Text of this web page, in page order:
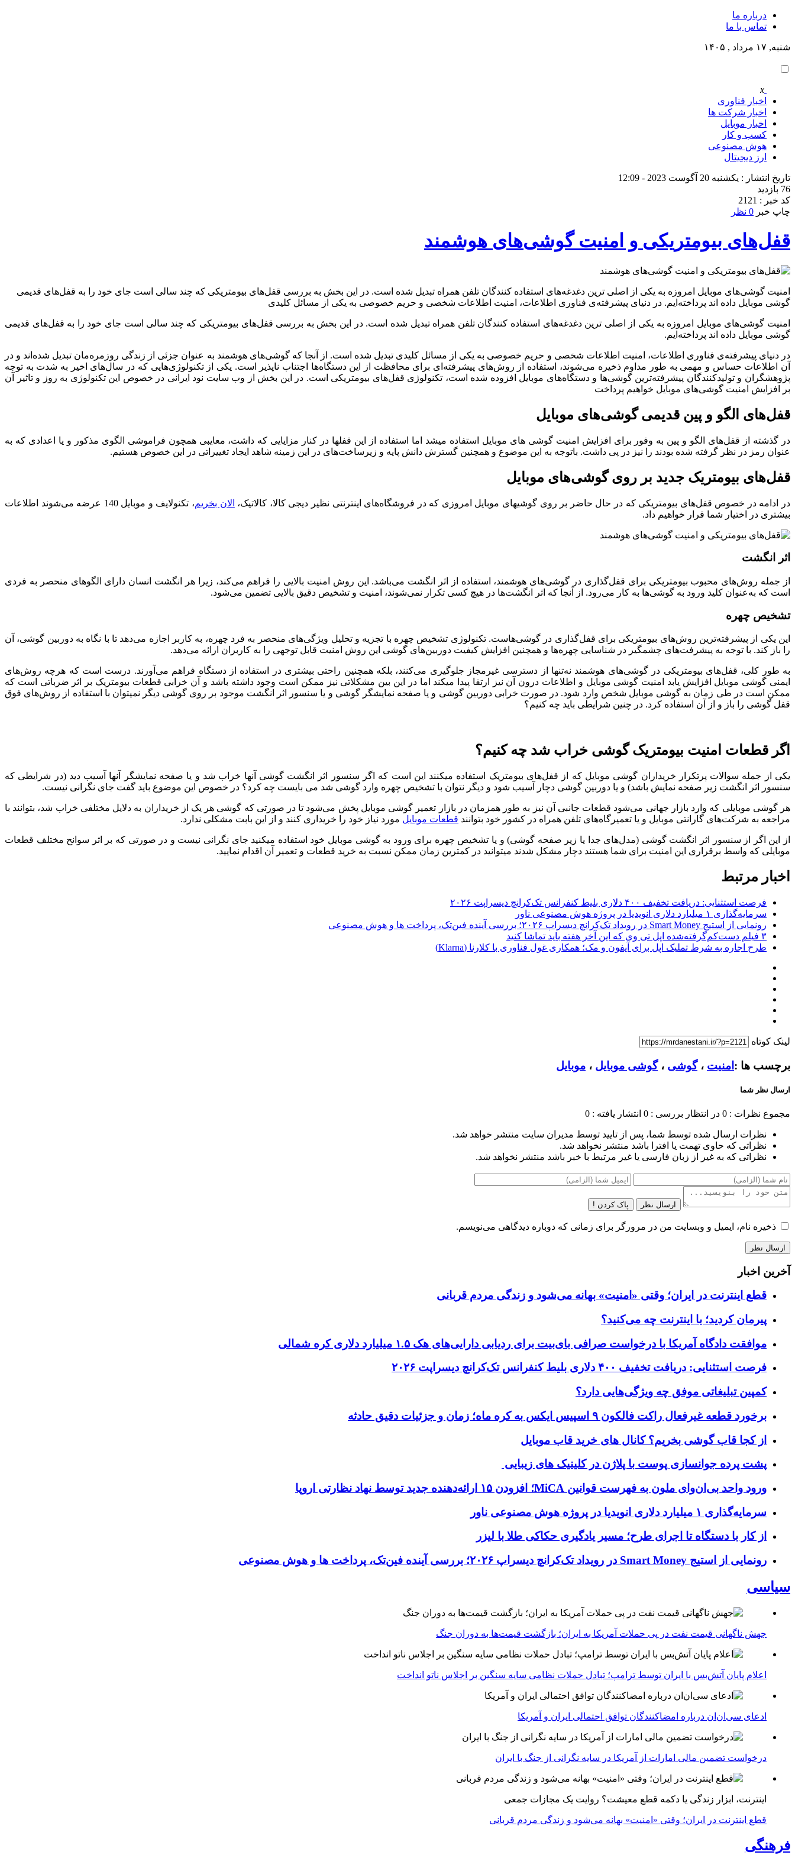
درباره ما
تماس با ما
شنبه, ۱۷ مرداد , ۱۴۰۵
x
اخبار فناوری
اخبار شرکت ها
اخبار موبایل
کسب و کار
هوش مصنوعی
ارز دیجیتال
تاریخ انتشار : یکشنبه 20 آگوست 2023 - 12:09
76 بازدید
کد خبر : 2121
چاپ خبر 0 نظر
قفل‌های بیومتریکی و امنیت گوشی‌های هوشمند
امنیت گوشی‌های موبایل امروزه به یکی از اصلی ترین دغدغه‌های استفاده کنندگان تلفن همراه تبدیل شده است. در این بخش به بررسی قفل‌های بیومتریکی که چند سالی است جای خود را به قفل‌های قدیمی
گوشی موبایل داده اند پرداخته‌ایم. در دنیای پیشرفته‌ی فناوری اطلاعات، امنیت اطلاعات شخصی و حریم خصوصی به یکی از مسائل کلیدی
امنیت گوشی‌های موبایل امروزه به یکی از اصلی ترین دغدغه‌های استفاده کنندگان تلفن همراه تبدیل شده است. در این بخش به بررسی قفل‌های بیومتریکی که چند سالی است جای خود را به قفل‌های قدیمی
گوشی موبایل داده اند پرداخته‌ایم.
در دنیای پیشرفته‌ی فناوری اطلاعات، امنیت اطلاعات شخصی و حریم خصوصی به یکی از مسائل کلیدی تبدیل شده است. از آنجا که گوشی‌های هوشمند به عنوان جزئی از زندگی روزمره‌مان تبدیل شده‌اند و در
آن اطلاعات حساس و مهمی به طور مداوم ذخیره می‌شوند، استفاده از روش‌های پیشرفته‌ای برای محافظت از این دستگاه‌ها اجتناب ناپذیر است. یکی از تکنولوژی‌هایی که در سال‌های اخیر به شدت به توجه
پژوهشگران و تولیدکنندگان پیشرفته‌ترین گوشی‌ها و دستگاه‌های موبایل افزوده شده است، تکنولوژی قفل‌های بیومتریکی است. در این بخش از وب سایت نود ایرانی در خصوص این تکنولوژی به روز و تاثیر آن
بر افزایش امنیت گوشی‌های موبایل خواهیم پرداخت
قفل‌های الگو و پین قدیمی گوشی‌های موبایل
در گذشته از قفل‌های الگو و پین به وفور برای افزایش امنیت گوشی های موبایل استفاده میشد اما استفاده از این قفلها در کنار مزایایی که داشت، معایبی همچون فراموشی الگوی مذکور و یا اعدادی که به
عنوان رمز در نظر گرفته شده بودند را نیز در پی داشت. باتوجه به این موضوع و همچنین گسترش دانش پایه و زیرساخت‌های در این زمینه شاهد ایجاد تغییراتی در این خصوص هستیم.
قفل‌های بیومتریک جدید بر روی گوشی‌های موبایل
در ادامه در خصوص قفل‌های بیومتریکی که در حال حاضر بر روی گوشیهای موبایل امروزی که در فروشگاه‌های اینترنتی نظیر دیجی کالا، کالاتیک، الان بخریم
، تکنولایف و موبایل 140 عرضه می‌شوند اطلاعات
بیشتری در اختیار شما قرار خواهیم داد.
اثر انگشت
از جمله روش‌های محبوب بیومتریکی برای قفل‌گذاری در گوشی‌های هوشمند، استفاده از اثر انگشت می‌باشد. این روش امنیت بالایی را فراهم می‌کند، زیرا هر انگشت انسان دارای الگوهای منحصر به فردی
است که به‌عنوان کلید ورود به گوشی‌ها به کار می‌رود. از آنجا که اثر انگشت‌ها در هیچ کسی تکرار نمی‌شوند، امنیت و تشخیص دقیق بالایی تضمین می‌شود.
تشخیص چهره
این یکی از پیشرفته‌ترین روش‌های بیومتریکی برای قفل‌گذاری در گوشی‌هاست. تکنولوژی تشخیص چهره با تجزیه و تحلیل ویژگی‌های منحصر به فرد چهره، به کاربر اجازه می‌دهد تا با نگاه به دوربین گوشی، آن
را باز کند. با توجه به پیشرفت‌های چشمگیر در شناسایی چهره‌ها و همچنین افزایش کیفیت دوربین‌های گوشی این روش امنیت قابل توجهی را به کاربران ارائه می‌دهد.
به طور کلی، قفل‌های بیومتریکی در گوشی‌های هوشمند نه‌تنها از دسترسی غیرمجاز جلوگیری می‌کنند، بلکه همچنین راحتی بیشتری در استفاده از دستگاه فراهم می‌آورند. درست است که هرچه روش‌های
ایمنی گوشی موبایل افزایش یابد امنیت گوشی موبایل و اطلاعات درون آن نیز ارتقا پیدا میکند اما در این بین مشکلاتی نیز ممکن است وجود داشته باشد و آن خرابی قطعات بیومتریک بر اثر ضرباتی است که
ممکن است در طی زمان به گوشی موبایل شخص وارد شود. در صورت خرابی دوربین گوشی و یا صفحه نمایشگر گوشی و یا سنسور اثر انگشت موجود بر روی گوشی دیگر نمیتوان با استفاده از روش‌های فوق
قفل گوشی را باز و از آن استفاده کرد. در چنین شرایطی باید چه کنیم؟
اگر قطعات امنیت بیومتریک گوشی خراب شد چه کنیم؟
یکی از جمله سوالات پرتکرار خریداران گوشی موبایل که از قفل‌های بیومتریک استفاده میکنند این است که اگر سنسور اثر انگشت گوشی آنها خراب شد و یا صفحه نمایشگر آنها آسیب دید (در شرایطی که
سنسور اثر انگشت زیر صفحه نمایش باشد) و یا دوربین گوشی دچار آسیب شود و دیگر نتوان با تشخیص چهره وارد گوشی شد می بایست چه کرد؟ در خصوص این موضوع باید گفت جای نگرانی نیست.
هر گوشی موبایلی که وارد بازار جهانی می‌شود قطعات جانبی آن نیز به طور همزمان در بازار تعمیر گوشی موبایل پخش می‌شود تا در صورتی که گوشی هر یک از خریداران به دلایل مختلفی خراب شد، بتوانند با
مراجعه به شرکت‌های گارانتی موبایل و یا تعمیرگاه‌های تلفن همراه در کشور خود بتوانند قطعات موبایل مورد نیاز خود را خریداری کنند و از این بابت مشکلی ندارد.
از این اگر از سنسور اثر انگشت گوشی (مدل‌های جدا یا زیر صفحه گوشی) و یا تشخیص چهره برای ورود به گوشی موبایل خود استفاده میکنید جای نگرانی نیست و در صورتی که بر اثر سوانح مختلف قطعات
موبایلی که واسط برقراری این امنیت برای شما هستند دچار مشکل شدند میتوانید در کمترین زمان ممکن نسبت به خرید قطعات و تعمیر آن اقدام نمایید.
اخبار مرتبط
فرصت استثنایی: دریافت تخفیف ۴۰۰ دلاری بلیط کنفرانس تک‌کرانچ دیسراپت ۲۰۲۶
سرمایه‌گذاری ۱ میلیارد دلاری انویدیا در پروژه هوش مصنوعی ناور
رونمایی از استیج Smart Money در رویداد تک‌کرانچ دیسراپ ۲۰۲۶؛ بررسی آینده فین‌تک، پرداخت‌ ها و هوش مصنوعی
۳ فیلم دست‌کم‌گرفته‌شده اپل تی وی که این آخر هفته باید تماشا کنید
طرح اجاره به شرط تملیک اپل برای آیفون و مک؛ همکاری غول فناوری با کلارنا (Klarna)
لینک کوتاه
برچسب ها : امنیت ،گوشی ،گوشی موبایل ، موبایل
ارسال نظر شما
مجموع نظرات : 0 در انتظار بررسی : 0 انتشار یافته : 0
نظرات ارسال شده توسط شما، پس از تایید توسط مدیران سایت منتشر خواهد شد.
نظراتی که حاوی تهمت یا افترا باشد منتشر نخواهد شد.
نظراتی که به غیر از زبان فارسی یا غیر مرتبط با خبر باشد منتشر نخواهد شد.
ارسال نظر پاک کردن !
ذخیره نام، ایمیل و وبسایت من در مرورگر برای زمانی که دوباره دیدگاهی می‌نویسم.
آخرین اخبار
قطع اینترنت در ایران؛ وقتی «امنیت» بهانه می‌شود و زندگی مردم قربانی
پیرمان کردید؛ با اینترنت چه می‌کنید؟
موافقت دادگاه آمریکا با درخواست صرافی بای‌بیت برای ردیابی دارایی‌های هک ۱.۵ میلیارد دلاری کره شمالی
فرصت استثنایی: دریافت تخفیف ۴۰۰ دلاری بلیط کنفرانس تک‌کرانچ دیسراپت ۲۰۲۶
کمپین تبلیغاتی موفق چه ویژگی‌هایی دارد؟
برخورد قطعه غیرفعال راکت فالکون ۹ اسپیس ایکس به کره ماه؛ زمان و جزئیات دقیق حادثه
از کجا قاب گوشی بخریم؟ کانال های خرید قاب موبایل
پشت پرده جوانسازی پوست با پلاژن در کلینیک های زیبایی
ورود واحد بی‌ان‌وای ملون به فهرست قوانین MiCA؛ افزودن ۱۵ ارائه‌دهنده جدید توسط نهاد نظارتی اروپا
سرمایه‌گذاری ۱ میلیارد دلاری انویدیا در پروژه هوش مصنوعی ناور
از کار با دستگاه تا اجرای طرح؛ مسیر یادگیری حکاکی طلا با لیزر
رونمایی از استیج Smart Money در رویداد تک‌کرانچ دیسراپ ۲۰۲۶؛ بررسی آینده فین‌تک، پرداخت‌ ها و هوش مصنوعی
سیاسی
جهش ناگهانی قیمت نفت در پی حملات آمریکا به ایران؛ بازگشت قیمت‌ها به دوران جنگ
اعلام پایان آتش‌بس با ایران توسط ترامپ؛ تبادل حملات نظامی سایه سنگین بر اجلاس ناتو انداخت
ادعای سی‌ان‌ان درباره امضاکنندگان توافق احتمالی ایران و آمریکا
درخواست تضمین مالی امارات از آمریکا در سایه نگرانی از جنگ با ایران
اینترنت، ابزار زندگی یا دکمه قطع معیشت؟ روایت یک مجازات جمعی
قطع اینترنت در ایران؛ وقتی «امنیت» بهانه می‌شود و زندگی مردم قربانی
فرهنگی